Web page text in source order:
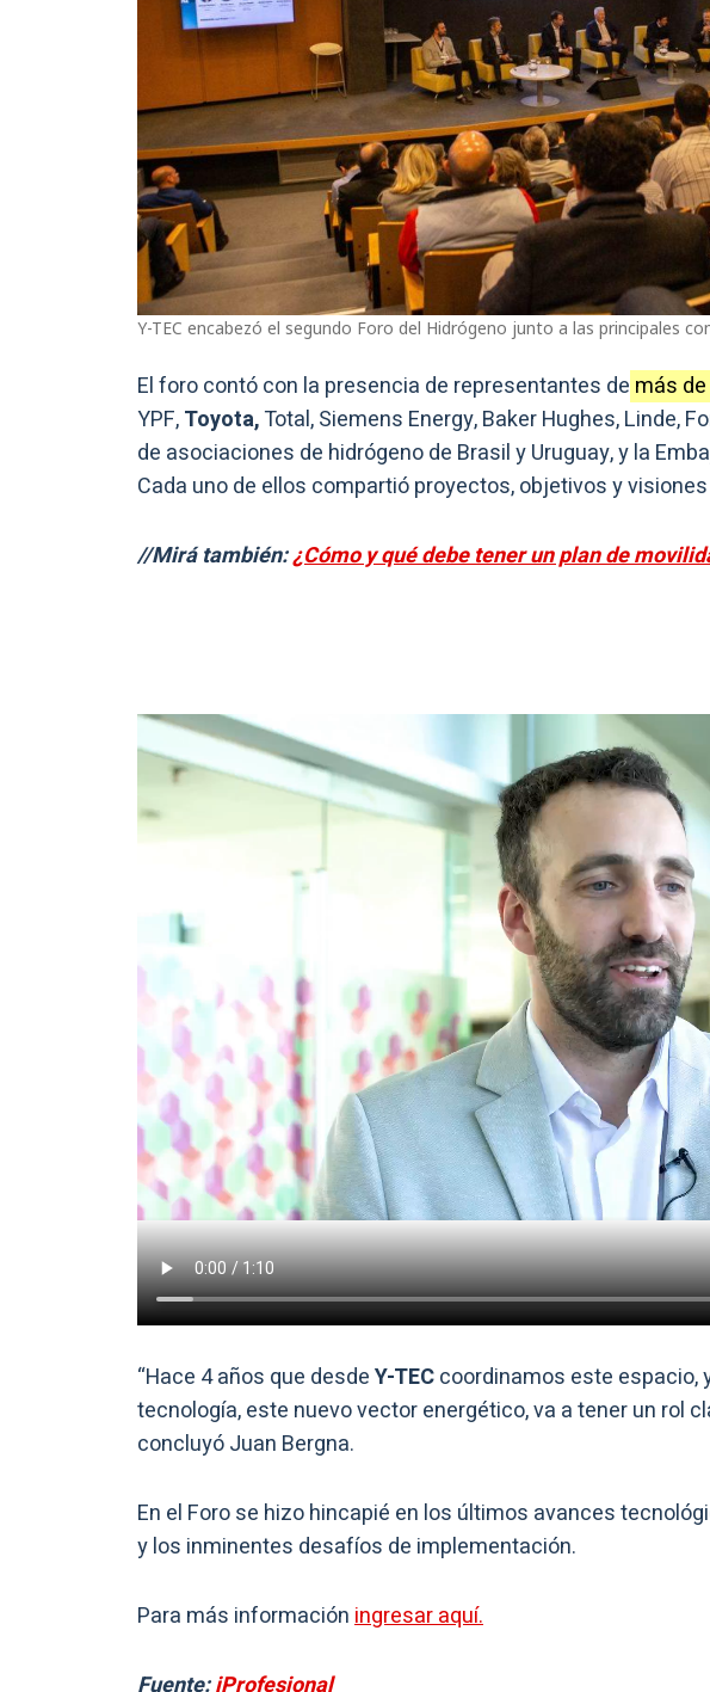
Y-TEC encabezó el segundo Foro del Hidrógeno junto a las principales
El foro contó con la presencia de representantes de más
YPF,Toyota,Total, Siemens Energy, Baker Hughes, Linde,
de asociaciones de hidrógeno de Brasil y Uruguay, y la
Cada uno de ellos compartió proyectos, objetivos y
//Mirá también:¿Cómo y qué debe tener un plan de
“Hace 4 años que desdeY-TECcoordinamos este espacio,
tecnología, este nuevo vector energético, va a tener un rol
concluyó Juan Bergna.
En el Foro se hizo hincapié en los últimos avances
y los inminentes desafíos de implementación.
Para más informacióningresar aquí.